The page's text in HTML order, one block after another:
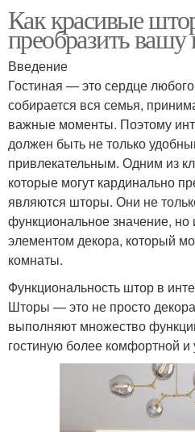
Как красивые
преобразить
Введение
Гостиная — это сердце
собирается вся семья,
важные моменты. Поэтому
должен быть не только
привлекательным. Одним из
которые могут кардинально
являются шторы. Они не
функциональное значение,
элементом декора, который
комнаты.
Функциональность штор в
Шторы — это не просто
выполняют множество
гостиную более комфортной и